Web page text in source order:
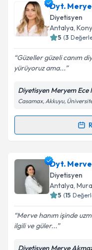
Dyt. Rumeysa
oluşturun. Size bu
takvim
Kişisel
Metni'ni
kapsamda
Dyt.
Diyetisyen
Antalya,
5 (3
Güzeller güzeli canım
yürüyoruz ama...
Diyetisyen Meryem Ece
Casamax, Akkuyu,
Randevu
Dyt. Meryem
oluşturun. Size bu
takvim
Dyt.
Diyetisyen
Antalya,
5 (15
Merve hanım işinde
ilgili ve güler...
Diyetisyen Merve